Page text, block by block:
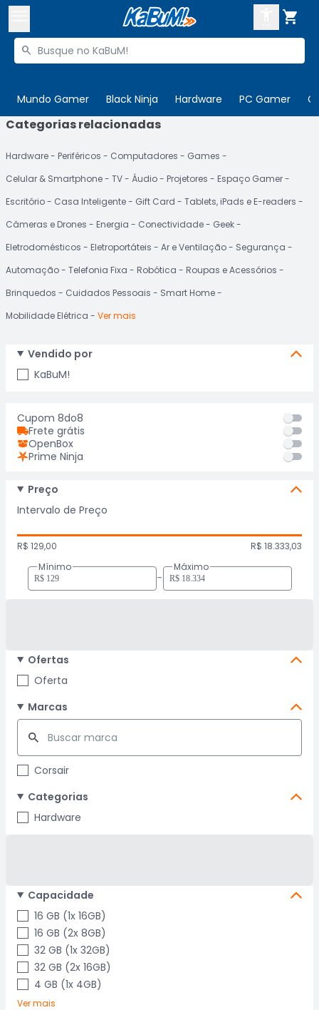

Buscar produtos

Mundo Gamer Black Ninja Hardware PC Gamer
Olá. Acesse sua conta
 Departamentos
Cupons
Mais Vendidos
ENTRE
CADASTRE-SE
Categorias relacionadas
Hardware Periféricos Computadores
Games
Celular & Smartphone
TV Áudio Projetores
Espaço Gamer
Escritório
Casa Inteligente Gift Card
Tablets, iPads e E-readers
Câmeras e Drones
Energia Conectividade
Geek
Eletrodomésticos
Eletroportáteis Ar e Ventilação
Segurança
Automação
Telefonia Fixa Robótica
Roupas e Acessórios
Brinquedos
Cuidados Pessoais
Smart Home
Mobilidade Elétrica
Ver mais
Vendido por
KaBuM!
Cupom 8do8
Frete grátis
OpenBox
Prime Ninja
Preço
Intervalo de Preço
R$ 129,00
R$ 18.333,03
Mínimo
-
Máximo
Ofertas
Oferta
Marcas
Corsair
Categorias
Hardware
Capacidade
16 GB (1x 16GB)
16 GB (2x 8GB)
32 GB (1x 32GB)
32 GB (2x 16GB)
4 GB (1x 4GB)
Ver mais